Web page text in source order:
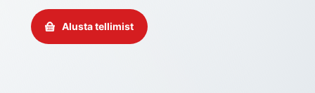
Alusta tellimist